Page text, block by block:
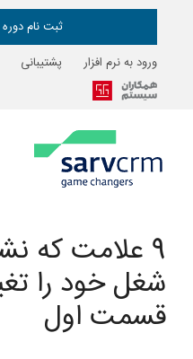
ثبت نام دوره
ورود به نرم افزار
پشتیبانی
9 علامت که
شغل خود را
قسمت اول